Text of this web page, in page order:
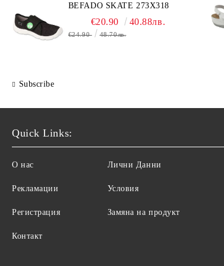
BEFADO SKATE 273X318
€20.90 40.88лв.
€24.90 48.70лв.
Subscribe
Quick Links:
О нас
Рекламации
Регистрация
Контакт
Лични Данни
Условия
Замяна на продукт